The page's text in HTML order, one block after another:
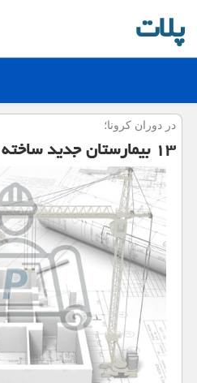
پلات
در دوران كرونا؛
۱۳ بیمارستان جدید ساخته شد